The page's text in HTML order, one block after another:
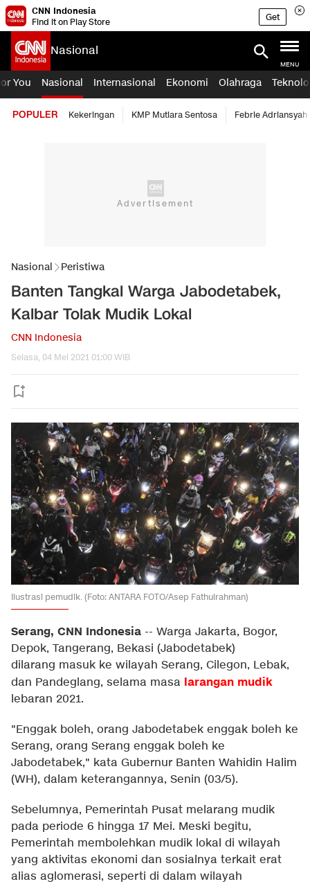
CNN Indonesia
Find it on Play Store
Get
Nasional
MENU
You Nasional Internasional Ekonomi Olahraga
POPULER Kekeringan KMP Mutiara Sentosa Febrie Adriansyah
Nasional Peristiwa
Banten Tangkal Warga Jabodetabek,
Kalbar Tolak Mudik Lokal
CNN Indonesia
Selasa, 04 Mei 2021 01:00 WIB
Ilustrasi pemudik. (Foto: ANTARA FOTO/Asep Fathulrahman)
Serang, CNN Indonesia -- Warga Jakarta, Bogor,
Depok, Tangerang, Bekasi (Jabodetabek)
dilarang masuk ke wilayah Serang, Cilegon, Lebak,
dan Pandeglang, selama masa larangan mudik
lebaran 2021.
"Enggak boleh, orang Jabodetabek enggak boleh ke
Serang, orang Serang enggak boleh ke
Jabodetabek," kata Gubernur Banten Wahidin Halim
(WH), dalam keterangannya, Senin (03/5).
Sebelumnya, Pemerintah Pusat melarang mudik
pada periode 6 hingga 17 Mei. Meski begitu,
Pemerintah membolehkan mudik lokal di wilayah
yang aktivitas ekonomi dan sosialnya terkait erat
alias aglomerasi, seperti di dalam wilayah